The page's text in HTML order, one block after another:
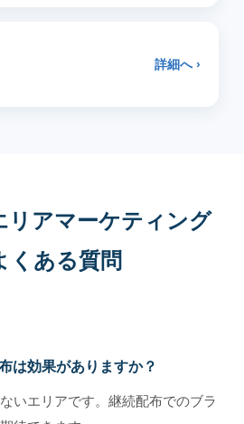
詳細へ ›
リアマーケティング
くある質問
は効果がありますか？
いエリアです。継続配布でのブラ